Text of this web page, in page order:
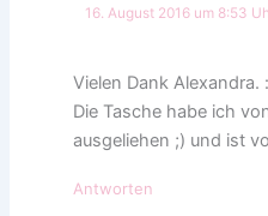
16. August 2016 um 8:53
Vielen Dank Alexandra.
Die Tasche habe ich
ausgeliehen ;) und ist
Antworten